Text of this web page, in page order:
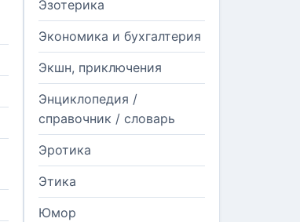
Эзотерика
Экономика и бухгалтерия
Экшн, приключения
Энциклопедия /
справочник / словарь
Эротика
Этика
Юмор